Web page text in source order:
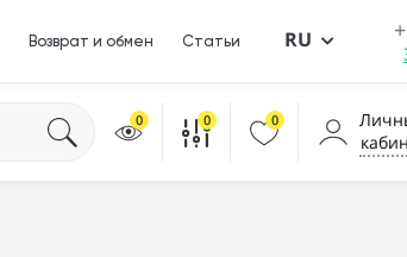
Возврат и обмен Статьи RU
0 0 0